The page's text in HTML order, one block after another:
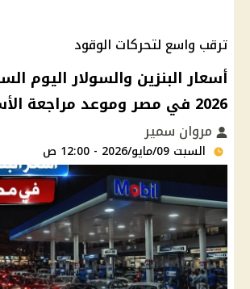
ترقب واسع لتحركات الوقود
2026 في مصر وموعد مراجعة الأسعار الجديدة
مروان سمير
السبت 09/مايو/2026 - 12:00 ص